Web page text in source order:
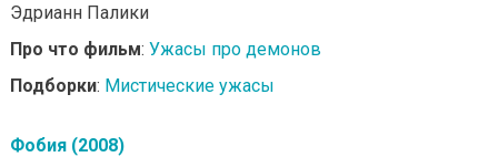
Эдрианн Палики
Про что фильм: Ужасы про демонов
Подборки: Мистические ужасы
Фобия (2008)